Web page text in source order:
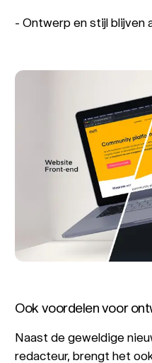
- Ontwerp en stijl blijven
Ook voordelen voor
Naast de geweldige
redacteur, brengt het